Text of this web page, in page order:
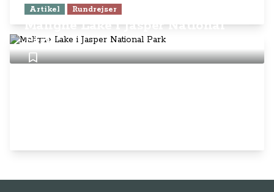
Artikel Rundrejser
Maligne Lake i Jasper National
Park